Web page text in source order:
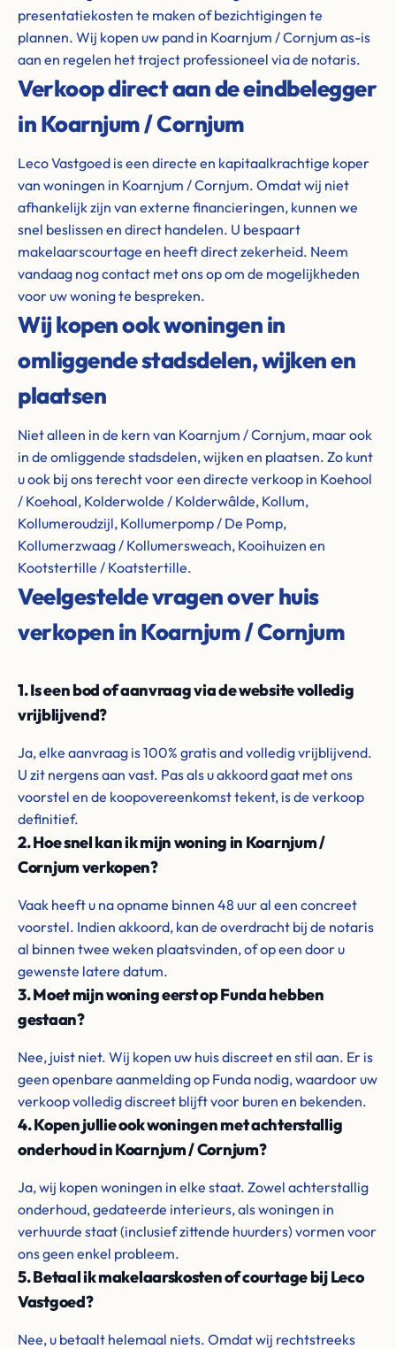
presentatiekosten te maken of bezichtigingen te
plannen. Wij kopen uw pand in Koarnjum / Cornjum as-is
aan en regelen het traject professioneel via de notaris.
Verkoop direct aan de eindbelegger
in Koarnjum / Cornjum
Leco Vastgoed is een directe en kapitaalkrachtige koper
van woningen in Koarnjum / Cornjum. Omdat wij niet
afhankelijk zijn van externe financieringen, kunnen we
snel beslissen en direct handelen. U bespaart
makelaarscourtage en heeft direct zekerheid. Neem
vandaag nog contact met ons op om de mogelijkheden
voor uw woning te bespreken.
Wij kopen ook woningen in
omliggende stadsdelen, wijken en
plaatsen
Niet alleen in de kern van Koarnjum / Cornjum, maar ook
in de omliggende stadsdelen, wijken en plaatsen. Zo kunt
u ook bij ons terecht voor een directe verkoop in Koehool
/ Koehoal, Kolderwolde / Kolderwâlde, Kollum,
Kollumeroudzijl, Kollumerpomp / De Pomp,
Kollumerzwaag / Kollumersweach, Kooihuizen en
Kootstertille / Koatstertille.
Veelgestelde vragen over huis
verkopen in Koarnjum / Cornjum
1. Is een bod of aanvraag via de website volledig
vrijblijvend?
Ja, elke aanvraag is 100% gratis and volledig vrijblijvend.
U zit nergens aan vast. Pas als u akkoord gaat met ons
voorstel en de koopovereenkomst tekent, is de verkoop
definitief.
2. Hoe snel kan ik mijn woning in Koarnjum /
Cornjum verkopen?
Vaak heeft u na opname binnen 48 uur al een concreet
voorstel. Indien akkoord, kan de overdracht bij de notaris
al binnen twee weken plaatsvinden, of op een door u
gewenste latere datum.
3. Moet mijn woning eerst op Funda hebben
gestaan?
Nee, juist niet. Wij kopen uw huis discreet en stil aan. Er is
geen openbare aanmelding op Funda nodig, waardoor uw
verkoop volledig discreet blijft voor buren en bekenden.
4. Kopen jullie ook woningen met achterstallig
onderhoud in Koarnjum / Cornjum?
Ja, wij kopen woningen in elke staat. Zowel achterstallig
onderhoud, gedateerde interieurs, als woningen in
verhuurde staat (inclusief zittende huurders) vormen voor
ons geen enkel probleem.
5. Betaal ik makelaarskosten of courtage bij Leco
Vastgoed?
Nee, u betaalt helemaal niets. Omdat wij rechtstreeks